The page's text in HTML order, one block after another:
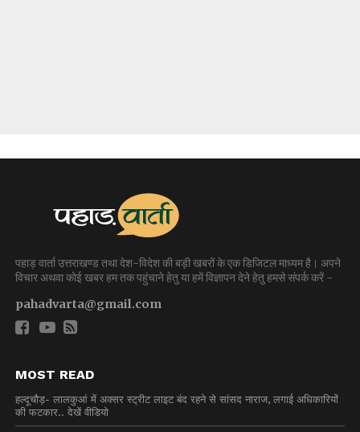
पहाड़ वार्ता उत्तराखण्ड तथा देश-विदेश की बड़ी खबरों के एक डिजिटल माध्यम है। अपने
विचार अथवा कोई खबर हम तक पहुंचाने हेतु या हमें विज्ञापन देने हेतु हमसे संपर्क करें -
pahadvarta@gmail.com
MOST READ
हल्दूचौड़- लालकुआं में अक्सर स्ट्रीट लाइट बंद रहने से सांसद नाराज, लगाई अधिकारियों
की फटकार.. देखें वीडियो